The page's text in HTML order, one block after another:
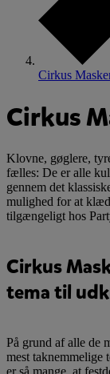
Cirkus
Cirkus
Klovne, gøglere,
fælles: De er alle
gennem det
mulighed for at
tilgængeligt hos
Cirkus
tema til
På grund af alle de
mest taknemmelige
er så mange, at